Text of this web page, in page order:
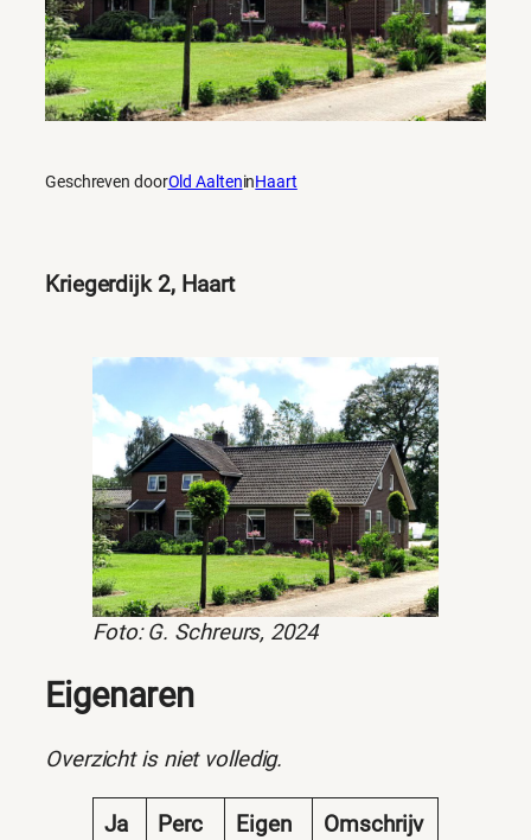
Geschreven doorOld AalteninHaart
Kriegerdijk 2, Haart
Foto: G. Schreurs, 2024
Eigenaren
Overzicht is niet volledig.
Ja
Perc
Eigen
Omschrijv